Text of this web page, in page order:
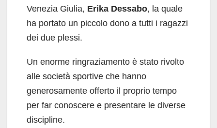
Venezia Giulia, Erika Dessabo, la quale
ha portato un piccolo dono a tutti i ragazzi
dei due plessi.
Un enorme ringraziamento è stato rivolto
alle società sportive che hanno
generosamente offerto il proprio tempo
per far conoscere e presentare le diverse
discipline.